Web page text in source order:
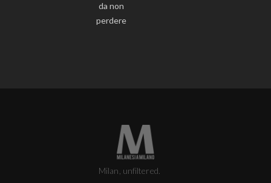
da non
perdere
Milan, unfiltered.